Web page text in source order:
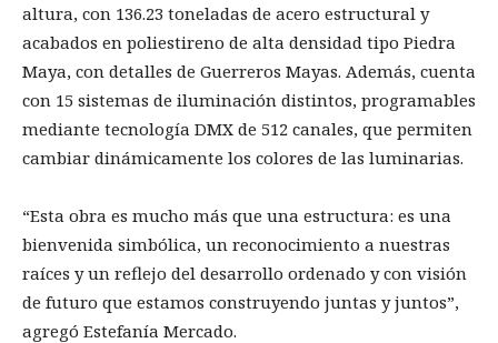
altura, con 136.23 toneladas de acero estructural y
acabados en poliestireno de alta densidad tipo Piedra
Maya, con detalles de Guerreros Mayas. Además, cuenta
con 15 sistemas de iluminación distintos, programables
mediante tecnología DMX de 512 canales, que permiten
cambiar dinámicamente los colores de las luminarias.
“Esta obra es mucho más que una estructura: es una
bienvenida simbólica, un reconocimiento a nuestras
raíces y un reflejo del desarrollo ordenado y con visión
de futuro que estamos construyendo juntas y juntos”,
agregó Estefanía Mercado.